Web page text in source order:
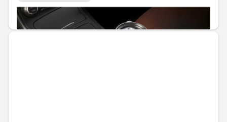
38,72 € / 75,74 лв.